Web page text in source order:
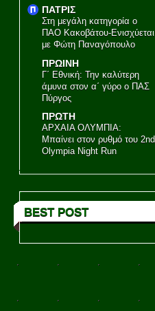
ΠΑΤΡΙΣ
Στη μεγάλη κατηγορία ο
ΠΑΟ Κακοβάτου-Ενισχύεται
με Φώτη Παναγόπουλο
ΠΡΩΙΝΗ
Γ΄ Εθνική: Την καλύτερη
άμυνα στον α΄ γύρο ο ΠΑΣ
Πύργος
ΠΡΩΤΗ
ΑΡΧΑΙΑ ΟΛΥΜΠΙΑ:
Μπαίνει στον ρυθμό του 2nd
Olympia Night Run
BEST POST